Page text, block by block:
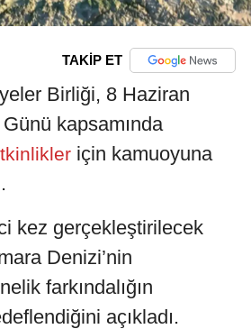
TAKİP ET
Birliği, 8 Haziran
Günü kapsamında
için kamuoyuna
kez gerçekleştirilecek
Denizi’nin
farkındalığın
açıkladı.